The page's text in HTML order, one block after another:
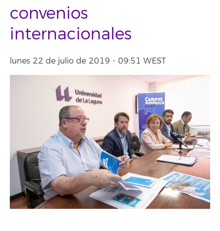
convenios
internacionales
lunes 22 de julio de 2019 - 09:51 WEST